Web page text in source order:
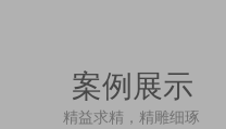
案例展示
精益求精，精雕细琢